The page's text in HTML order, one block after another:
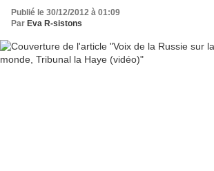
Publié le 30/12/2012 à 01:09
Par Eva R-sistons